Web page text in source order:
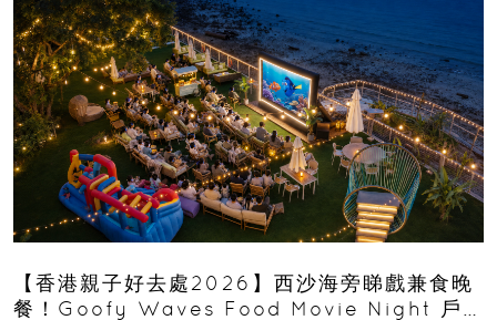
【香港親子好去處2026】西沙海旁睇戲兼食晚
餐！Goofy Waves Food Movie Night 戶